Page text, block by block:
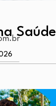
Saúde